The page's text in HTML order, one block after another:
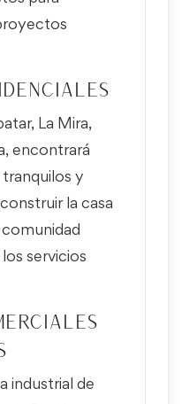
La Mira,
encontrará
y
la casa
servicios
industrial de